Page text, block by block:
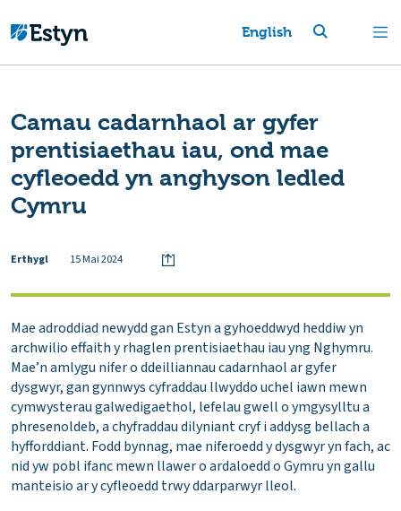
English
Camau cadarnhaol ar gyfer
prentisiaethau iau, ond mae
cyfleoedd yn anghyson ledled
Cymru
Erthygl 15 Mai 2024
Mae adroddiad newydd gan Estyn a gyhoeddwyd heddiw yn
archwilio effaith y rhaglen prentisiaethau iau yng Nghymru.
Mae’n amlygu nifer o ddeilliannau cadarnhaol ar gyfer
dysgwyr, gan gynnwys cyfraddau llwyddo uchel iawn mewn
cymwysterau galwedigaethol, lefelau gwell o ymgysylltu a
phresenoldeb, a chyfraddau dilyniant cryf i addysg bellach a
hyfforddiant. Fodd bynnag, mae niferoedd y dysgwyr yn fach, ac
nid yw pobl ifanc mewn llawer o ardaloedd o Gymru yn gallu
manteisio ar y cyfleoedd trwy ddarparwyr lleol.